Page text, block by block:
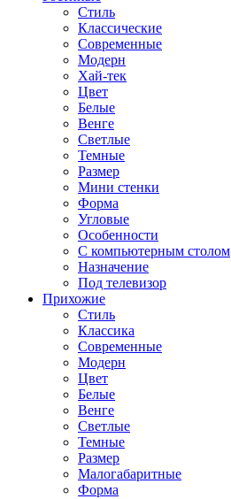
Стиль
Классические
Современные
Модерн
Хай-тек
Цвет
Белые
Венге
Светлые
Темные
Размер
Мини стенки
Форма
Угловые
Особенности
С компьютерным столом
Назначение
Под телевизор
Прихожие
Стиль
Классика
Современные
Модерн
Цвет
Белые
Венге
Светлые
Темные
Размер
Малогабаритные
Форма